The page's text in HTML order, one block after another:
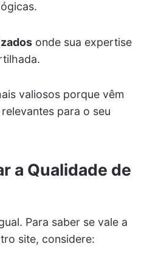
onde sua expertise
valiosos porque vêm
para o seu
a Qualidade de
Para saber se vale a
site, considere: